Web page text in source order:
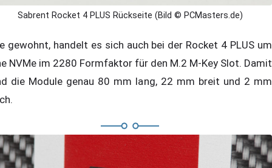
Sabrent Rocket 4 PLUS Rückseite (Bild © PCMasters.de)
gewohnt, handelt es sich auch bei der Rocket 4 PLUS um
NVMe im 2280 Formfaktor für den M.2 M-Key Slot. Damit
die Module genau 80 mm lang, 22 mm breit und 2 mm